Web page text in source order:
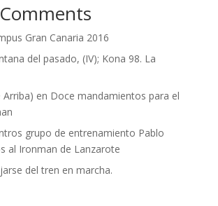
Gran Canaria 2016
del pasado, (IV); Kona 98. La
Arriba) en Doce mandamientos para el
grupo de entrenamiento Pablo
al Ironman de Lanzarote
del tren en marcha.